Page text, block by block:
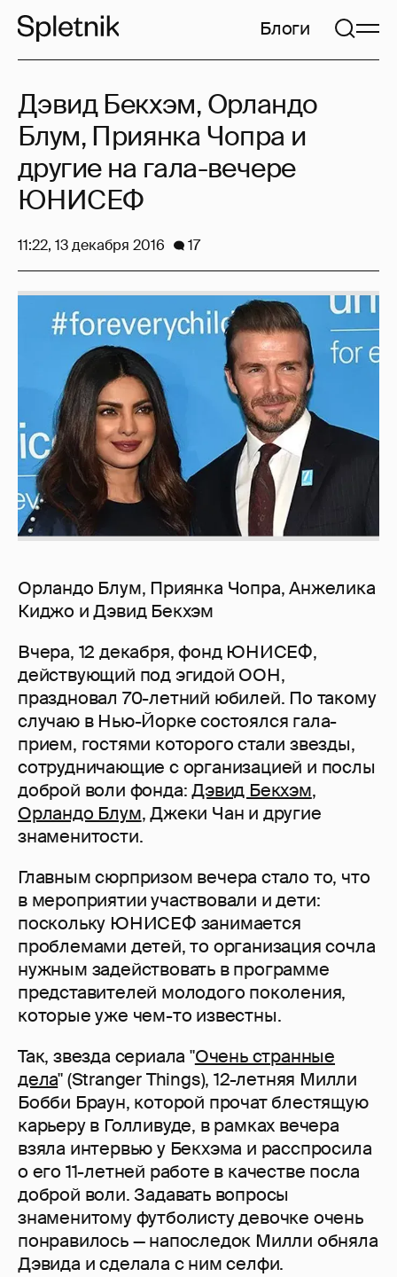
Блоги
Орландо Блум, Приянка Чопра, Анжелика
Киджо и Дэвид Бекхэм
Вчера, 12 декабря, фонд ЮНИСЕФ,
действующий под эгидой ООН,
праздновал 70-летний юбилей. По такому
случаю в Нью-Йорке состоялся гала-
прием, гостями которого стали звезды,
сотрудничающие с организацией и послы
доброй воли фонда:Дэвид Бекхэм,
Орландо Блум, Джеки Чан и другие
знаменитости.
Главным сюрпризом вечера стало то, что
в мероприятии участвовали и дети:
поскольку ЮНИСЕФ занимается
проблемами детей, то организация сочла
нужным задействовать в программе
представителей молодого поколения,
которые уже чем-то известны.
Так, звезда сериала "Очень странные
дела" (Stranger Things), 12-летняя Милли
Бобби Браун, которой прочат блестящую
карьеру в Голливуде, в рамках вечера
взяла интервью у Бекхэма и расспросила
о его 11-летней работе в качестве посла
доброй воли. Задавать вопросы
знаменитому футболисту девочке очень
понравилось — напоследок Милли обняла
Дэвида и сделала с ним селфи.
Дэвид Бекхэм, Орландо
Блум, Приянка Чопра и
другие на гала-вечере
ЮНИСЕФ
11:22, 13 декабря 2016 17